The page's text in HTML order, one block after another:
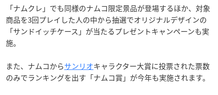
「ナムクレ」でも同様のナムコ限定景品が登場するほか、対象
商品を3回プレイした人の中から抽選でオリジナルデザインの
「サンドイッチケース」が当たるプレゼントキャンペーンも実
施。
また、ナムコからサンリオキャラクター大賞に投票された票数
のみでランキングを出す「ナムコ賞」が今年も実施されます。